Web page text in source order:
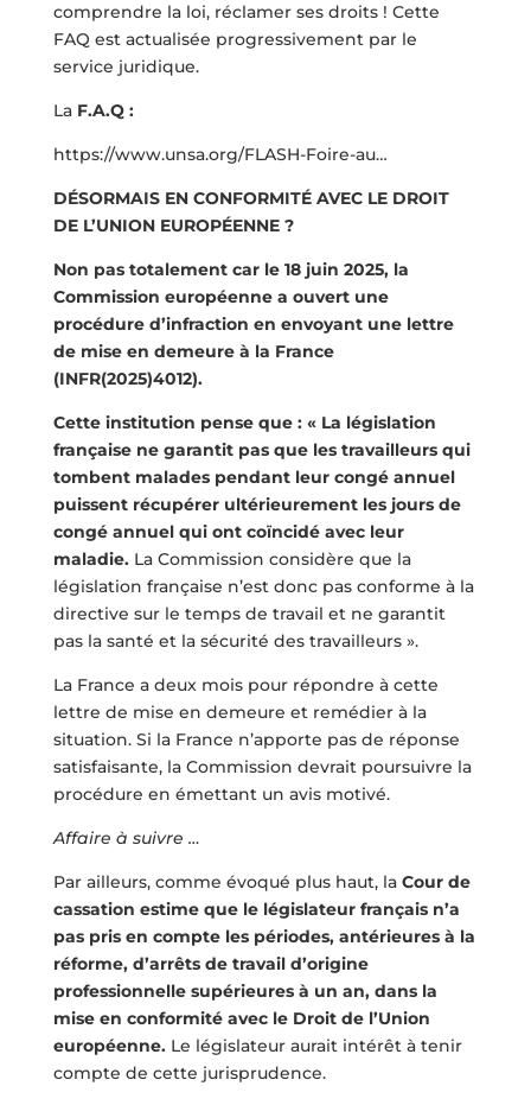
comprendre la loi, réclamer ses droits ! Cette
FAQ est actualisée progressivement par le
service juridique.
LaF.A.Q :
https://www.unsa.org/FLASH-Foire-au…
DÉSORMAIS EN CONFORMITÉ AVEC LE DROIT
DE L’UNION EUROPÉENNE ?
Non pas totalement car le 18 juin 2025, la
Commission européenne a ouvert une
procédure d’infraction en envoyant une lettre
de mise en demeure à la France
(INFR(2025)4012).
Cette institution pense que : « La législation
française ne garantit pas que les travailleurs qui
tombent malades pendant leur congé annuel
puissent récupérer ultérieurement les jours de
congé annuel qui ont coïncidé avec leur
maladie.La Commission considère que la
législation française n’est donc pas conforme à la
directive sur le temps de travail et ne garantit
pas la santé et la sécurité des travailleurs ».
La France a deux mois pour répondre à cette
lettre de mise en demeure et remédier à la
situation. Si la France n’apporte pas de réponse
satisfaisante, la Commission devrait poursuivre la
procédure en émettant un avis motivé.
Affaire à suivre …
Par ailleurs, comme évoqué plus haut, la Cour de
cassation estime que le législateur français n’a
pas pris en compte les périodes, antérieures à la
réforme, d’arrêts de travail d’origine
professionnelle supérieures à un an, dans la
mise en conformité avec le Droit de l’Union
européenne. Le législateur aurait intérêt à tenir
compte de cette jurisprudence.